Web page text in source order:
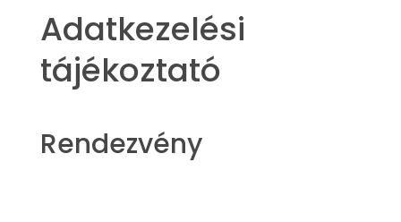
Adatkezelési
tájékoztató
Rendezvény